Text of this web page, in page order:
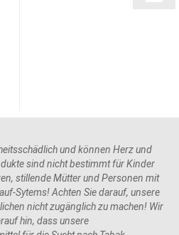
und können Herz und
sind nicht bestimmt für Kinder
stillende Mütter und Personen mit
Sytems! Achten Sie darauf, unsere
nicht zugänglich zu machen! Wir
hin, dass unsere